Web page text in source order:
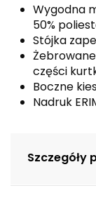
Wygodna
50%
Stójka
części
Boczne
Nadruk
Szczegóły